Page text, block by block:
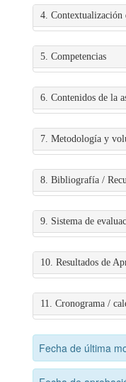
4. Contextualización
5. Competencias
6. Contenidos de la
7. Metodología y
8. Bibliografía /
9. Sistema de
10. Resultados de
11. Cronograma /
Fecha de última